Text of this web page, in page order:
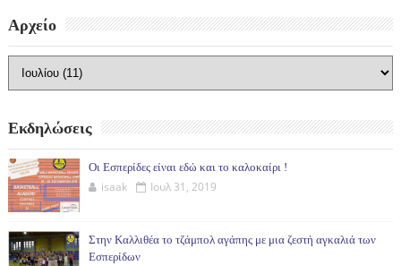
Αρχείο
Εκδηλώσεις
Οι Εσπερίδες είναι εδώ και το καλοκαίρι !
isaak Ιουλ 31, 2019
Στην Καλλιθέα το τζάμπολ αγάπης με μια ζεστή αγκαλιά των
Εσπερίδων